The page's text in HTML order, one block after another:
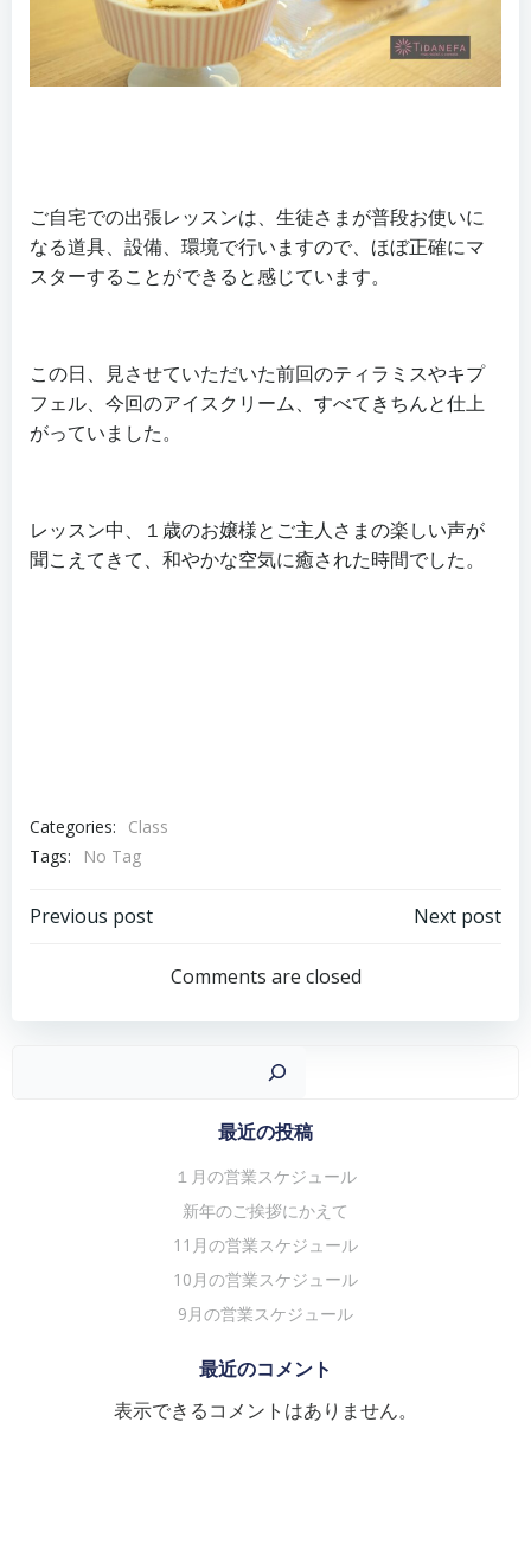
ご自宅での出張レッスンは、生徒さまが普段お使いに
なる道具、設備、環境で行いますので、ほぼ正確にマ
スターすることができると感じています。
この日、見させていただいた前回のティラミスやキプ
フェル、今回のアイスクリーム、すべてきちんと仕上
がっていました。
レッスン中、１歳のお嬢様とご主人さまの楽しい声が
聞こえてきて、和やかな空気に癒された時間でした。
Categories:
Class
Tags:
No Tag
投
ビ
Previous post
ナ
ビ
ゲ
シ
ョ
ン
Next post
Comments are closed
最近の投稿
１月の営業スケジュール
新年のご挨拶にかえて
11月の営業スケジュール
10月の営業スケジュール
9月の営業スケジュール
最近のコメント
表示できるコメントはありません。